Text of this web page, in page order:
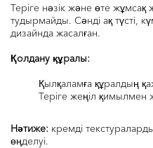
Теріге нәзік және өте жұмсақ
тудырмайды. Сәнді ақ түсті,
дизайнда жасалған.
Қолдану құралы:
Қылқаламға құралдың
Теріге жеңіл қимылмен
Нәтиже: кремді
өңделуі.